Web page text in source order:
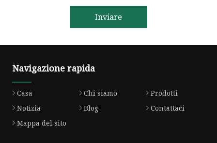
Inviare
Navigazione rapida
Casa Chi siamo
Prodotti
Notizia
Blog
Contattaci
Mappa del sito